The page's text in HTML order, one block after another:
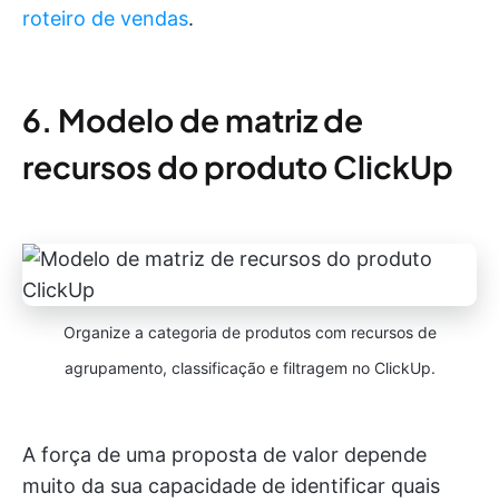
roteiro de vendas.
6. Modelo de matriz de
recursos do produto ClickUp
Organize a categoria de produtos com recursos de
agrupamento, classificação e filtragem no ClickUp.
A força de uma proposta de valor depende
muito da sua capacidade de identificar quais